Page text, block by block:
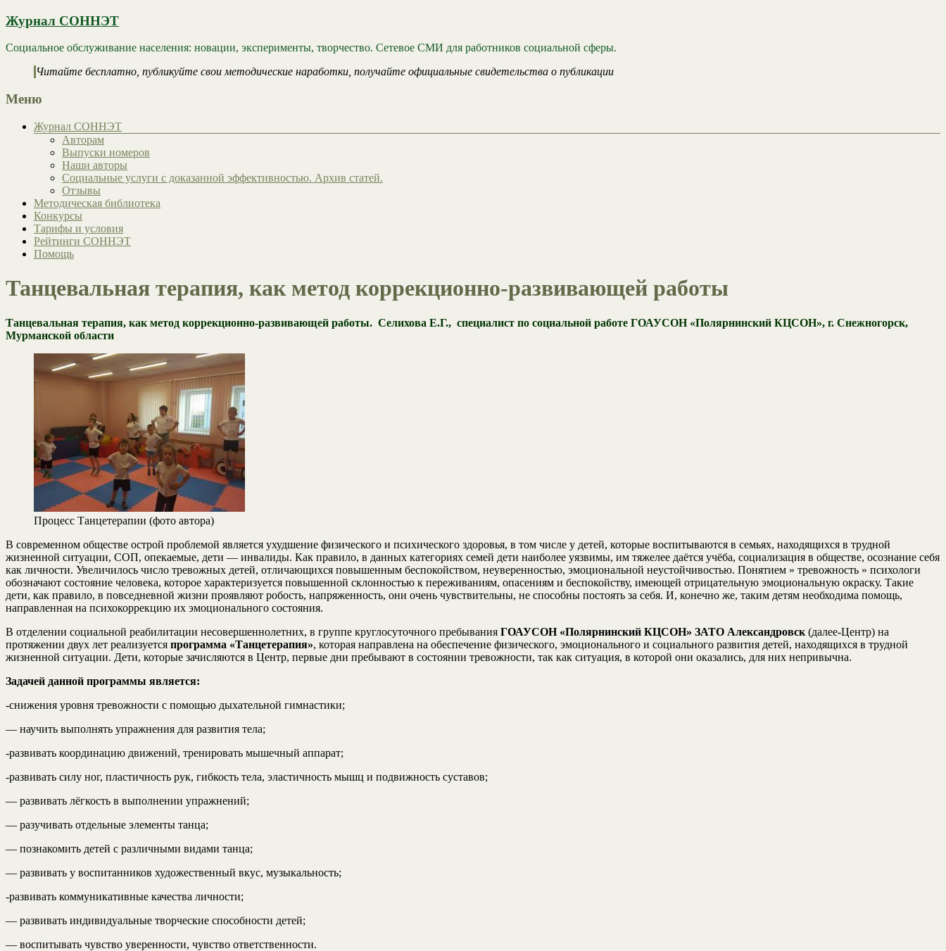
Журнал СОННЭТ
Социальное обслуживание населения: новации, эксперименты, творчество. Сетевое СМИ для работников социальной сферы.
Читайте бесплатно, публикуйте свои методические наработки, получайте официальные свидетельства о публикации
Меню
Журнал СОННЭТ
Авторам
Выпуски номеров
Наши авторы
Социальные услуги с доказанной эффективностью. Архив статей.
Отзывы
Методическая библиотека
Конкурсы
Тарифы и условия
Рейтинги СОННЭТ
Помощь
Танцевальная терапия, как метод коррекционно-развивающей работы
Танцевальная терапия, как метод коррекционно-развивающей работы. Селихова Е.Г., специалист по социальной работе ГОАУСОН «Полярнинский КЦСОН», г. Снежногорск,
Мурманской области
Процесс Танцетерапии (фото автора)
В современном обществе острой проблемой является ухудшение физического и психического здоровья, в том числе у детей, которые воспитываются в семьях, находящихся в трудной
жизненной ситуации, СОП, опекаемые, дети — инвалиды. Как правило, в данных категориях семей дети наиболее уязвимы, им тяжелее даётся учёба, социализация в обществе, осознание себя
как личности. Увеличилось число тревожных детей, отличающихся повышенным беспокойством, неуверенностью, эмоциональной неустойчивостью. Понятием » тревожность » психологи
обозначают состояние человека, которое характеризуется повышенной склонностью к переживаниям, опасениям и беспокойству, имеющей отрицательную эмоциональную окраску. Такие
дети, как правило, в повседневной жизни проявляют робость, напряженность, они очень чувствительны, не способны постоять за себя. И, конечно же, таким детям необходима помощь,
направленная на психокоррекцию их эмоционального состояния.
В отделении социальной реабилитации несовершеннолетних, в группе круглосуточного пребывания ГОАУСОН «Полярнинский КЦСОН» ЗАТО Александровск (далее-Центр) на
протяжении двух лет реализуется программа «Танцетерапия», которая направлена на обеспечение физического, эмоционального и социального развития детей, находящихся в трудной
жизненной ситуации. Дети, которые зачисляются в Центр, первые дни пребывают в состоянии тревожности, так как ситуация, в которой они оказались, для них непривычна.
Задачей данной программы является:
-снижения уровня тревожности с помощью дыхательной гимнастики;
— научить выполнять упражнения для развития тела;
-развивать координацию движений, тренировать мышечный аппарат;
-развивать силу ног, пластичность рук, гибкость тела, эластичность мышц и подвижность суставов;
— развивать лёгкость в выполнении упражнений;
— разучивать отдельные элементы танца;
— познакомить детей с различными видами танца;
— развивать у воспитанников художественный вкус, музыкальность;
-развивать коммуникативные качества личности;
— развивать индивидуальные творческие способности детей;
— воспитывать чувство уверенности, чувство ответственности.